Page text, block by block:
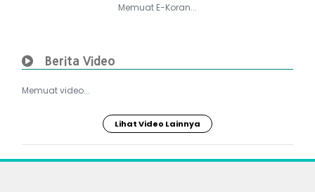
Memuat E-Koran...
Berita Video
Memuat video...
Lihat Video Lainnya